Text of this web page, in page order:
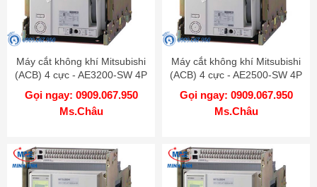
Máy cắt không khí Mitsubishi
(ACB) 4 cực - AE3200-SW 4P
3200A 85kA FIX
Gọi ngay: 0909.067.950
Ms.Châu
Máy cắt không khí Mitsubishi
(ACB) 4 cực - AE2500-SW 4P
2500A 85kA FIX
Gọi ngay: 0909.067.950
Ms.Châu